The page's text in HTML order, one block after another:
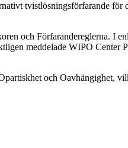
tvistlösningsförfarande för
och Förfarandereglerna. I
meddelade WIPO Center
och Oavhängighet,